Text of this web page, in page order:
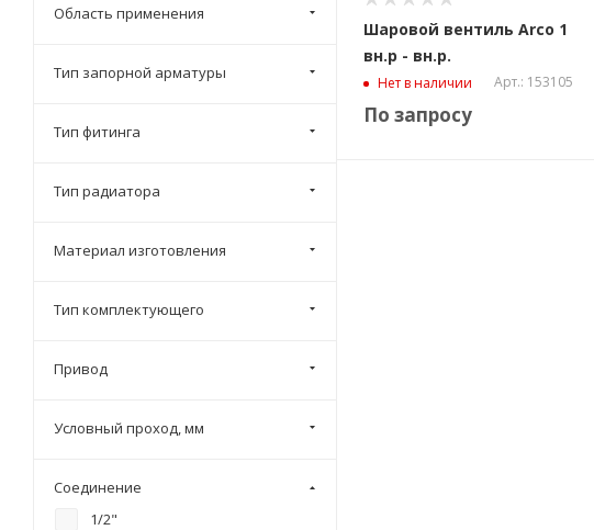
Шаровой вентиль Arco 1
вн.р - вн.р.
Нет в наличии Арт.: 153105
По запросу
Область применения
Тип запорной арматуры
Тип фитинга
Тип радиатора
Материал изготовления
Тип комплектующего
Привод
Условный проход, мм
Соединение
1/2"